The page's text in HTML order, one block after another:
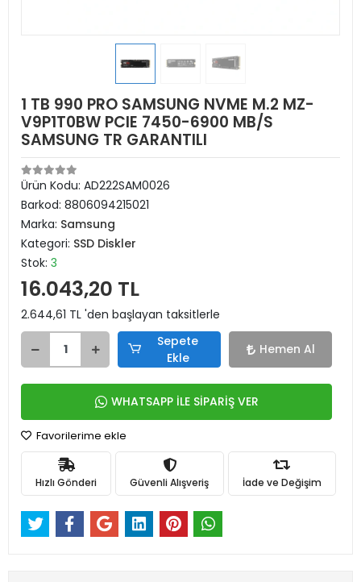
1 TB 990 PRO SAMSUNG NVME M.2 MZ-
V9P1T0BW PCIE 7450-6900 MB/S
SAMSUNG TR GARANTILI
Ürün Kodu: AD222SAM0026
Barkod: 8806094215021
Marka: Samsung
Kategori: SSD Diskler
Stok: 3
16.043,20 TL
2.644,61 TL 'den başlayan taksitlerle
Sepete
Ekle
Hemen Al
WHATSAPP İLE SİPARİŞ VER
Favorilerime ekle
Hızlı Gönderi Güvenli Alışveriş İade ve Değişim